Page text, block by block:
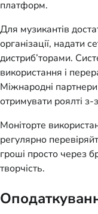
платформ.
Для музикантів
організації, надати
дистриб’торами.
використання і
Міжнародні
отримувати роялті з-
Моніторте
регулярно
гроші просто через
творчість.